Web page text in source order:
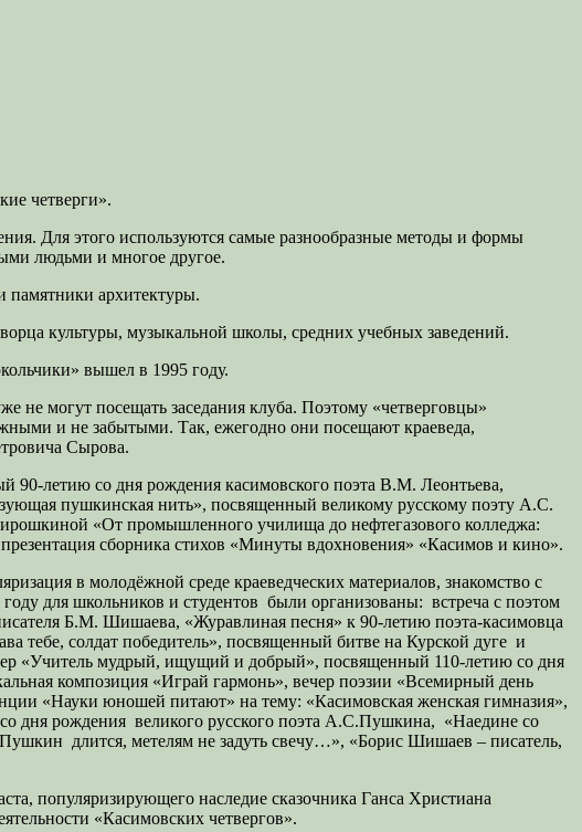
четверги».
Для этого используются самые разнообразные методы и формы
людьми и многое другое.
памятники архитектуры.
культуры, музыкальной школы, средних учебных заведений.
вышел в 1995 году.
не могут посещать заседания клуба. Поэтому «четверговцы»
и не забытыми. Так, ежегодно они посещают краеведа,
Сырова.
90-летию со дня рождения касимовского поэта В.М. Леонтьева,
пушкинская нить», посвященный великому русскому поэту А.С.
«От промышленного училища до нефтегазового колледжа:
сборника стихов «Минуты вдохновения» «Касимов и кино».
в молодёжной среде краеведческих материалов, знакомство с
для школьников и студентов были организованы: встреча с поэтом
Б.М. Шишаева, «Журавлиная песня» к 90-летию поэта-касимовца
тебе, солдат победитель», посвященный битве на Курской дуге и
«Учитель мудрый, ищущий и добрый», посвященный 110-летию со дня
композиция «Играй гармонь», вечер поэзии «Всемирный день
«Науки юношей питают» на тему: «Касимовская женская гимназия»,
дня рождения великого русского поэта А.С.Пушкина, «Наедине со
длится, метелям не задуть свечу…», «Борис Шишаев – писатель,
популяризирующего наследие сказочника Ганса Христиана
«Касимовских четвергов».